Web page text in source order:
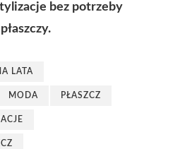
bez potrzeby
LATA
MODA PŁASZCZ